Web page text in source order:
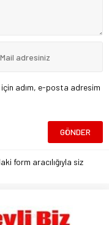
için adım, e-posta adresim
form aracılığıyla siz